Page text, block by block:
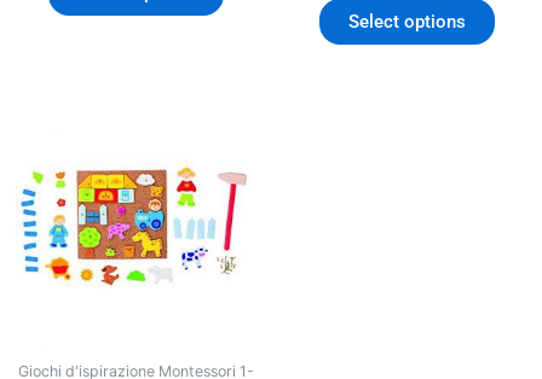
Select options
Giochi d'ispirazione Montessori 1-